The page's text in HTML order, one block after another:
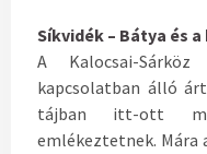
Síkvidék – Bátya és
A Kalocsai-
kapcsolatban álló
tájban itt-ott
emlékeztetnek.